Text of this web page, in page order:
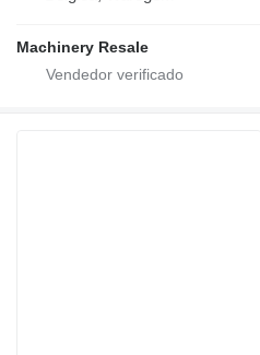
Machinery Resale